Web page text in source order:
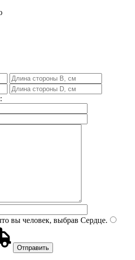
вы человек, выбрав Сердце.